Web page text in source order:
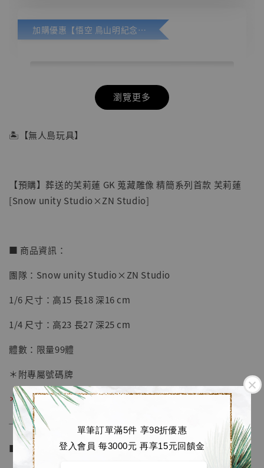
單筆訂單滿5件 享98折優惠
登入會員 每3000元 再享15元回饋金
加購優惠【悟空 鳥山明紀念款 [奇蹟工作室]】
【店內現貨】七龍珠 系列蒐藏雕像 悟空 鳥山
明紀念款 [奇蹟工作室]
NT$ 5,580
加購優惠【海賊王 布魯克達摩 [7STARS Studio]】
瀏覽更多
🏝【無人島玩具】
【預購】葬送的芙莉蓮 GK 蒐藏雕像 精簡系列首款 芙莉蓮
[Snow unity Studio×ZN Studio]
■ 商品資訊：
團隊：Snow unity Studio×ZN Studio
1/6 尺寸：高15 長18 深16 cm
1/4 尺寸：高23 長27 深25 cm
體數：限量99體
＊附專屬號碼牌
＊2026/7/31 工作室通知：1/6體數過少，取消生產
──────────────
■ 販售資訊 (NT$)：